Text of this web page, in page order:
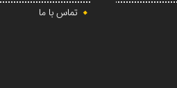
تماس با ما